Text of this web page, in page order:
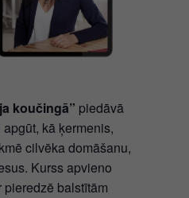
koučingā” piedāvā
kā ķermenis,
cilvēka domāšanu,
Kurss apvieno
balstītām